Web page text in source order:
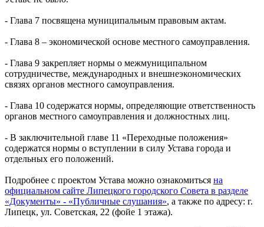
- Глава 7 посвящена муниципальным правовым актам.
- Глава 8 – экономической основе местного самоуправления.
- Глава 9 закрепляет нормы о межмуниципальном
сотрудничестве, международных и внешнеэкономических
связях органов местного самоуправления.
- Глава 10 содержатся нормы, определяющие ответственность
органов местного самоуправления и должностных лиц.
- В заключительной главе 11 «Переходные положения»
содержатся нормы о вступлении в силу Устава города и
отдельных его положений.
Подробнее с проектом Устава можно ознакомиться на
официальном сайте Липецкого городского Совета в разделе
«Документы» - «Публичные слушания», а также по адресу: г.
Липецк, ул. Советская, 22 (фойе 1 этажа).